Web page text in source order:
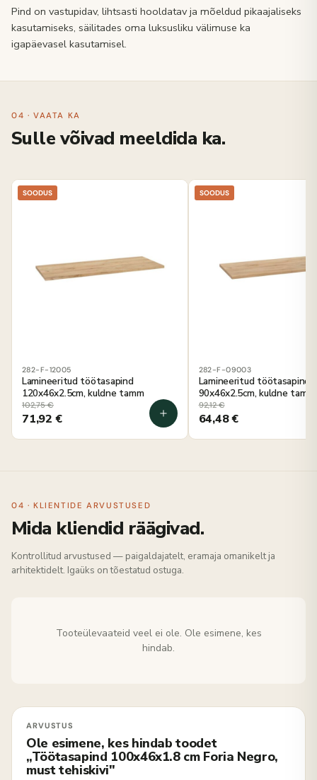
Pind on vastupidav, lihtsasti hooldatav ja mõeldud pikaajaliseks
kasutamiseks, säilitades oma luksusliku välimuse ka
igapäevasel kasutamisel.
04 · VAATA KA
Sulle võivad meeldida ka.
SOODUS
282-F-12005
Lamineeritud töötasapind
120x46x2.5cm, kuldne tamm
102,75€
71,92 €
SOODUS
282-F-09003
Lamineeritud töötasapind
90x46x2.5cm, kuldne tamm
92,12€
64,48€
04 · KLIENTIDE ARVUSTUSED
Mida kliendid räägivad.
Kontrollitud arvustused — paigaldajatelt, eramaja omanikelt ja
arhitektidelt. Igaüks on tõestatud ostuga.
Tooteülevaateid veel ei ole. Ole esimene, kes
hindab.
Ole esimene, kes hindab toodet
„Töötasapind 100x46x1.8 cm Foria Negro,
must tehiskivi"